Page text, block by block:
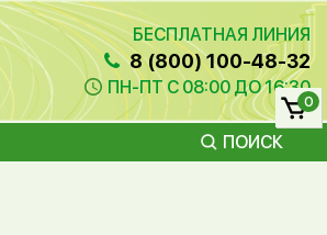
БЕСПЛАТНАЯ ЛИНИЯ
8 (800) 100-48-32
ПН-ПТ С 08:00 ДО 16:30
ПОИСК
0